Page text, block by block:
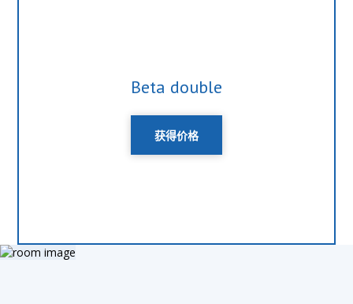
Beta double
获得价格